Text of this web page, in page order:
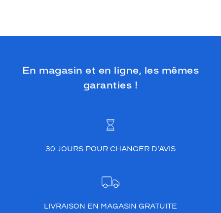
En magasin et en ligne, les mêmes
garanties !
30 JOURS POUR CHANGER D’AVIS
LIVRAISON EN MAGASIN GRATUITE